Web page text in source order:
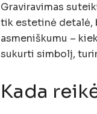
Graviravimas
tik estetinė detalė,
asmeniškumu –
sukurti simbolį,
Kada